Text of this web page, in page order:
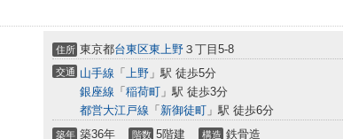
住所 東京都台東区東上野 ３丁目5-8
交通 山手線 「 上野 」駅 徒歩5分
銀座線 「 稲荷町 」駅 徒歩3分
都営大江戸線 「 新御徒町 」駅 徒歩6分
築年 築36年 階数 5階建 構造 鉄骨造